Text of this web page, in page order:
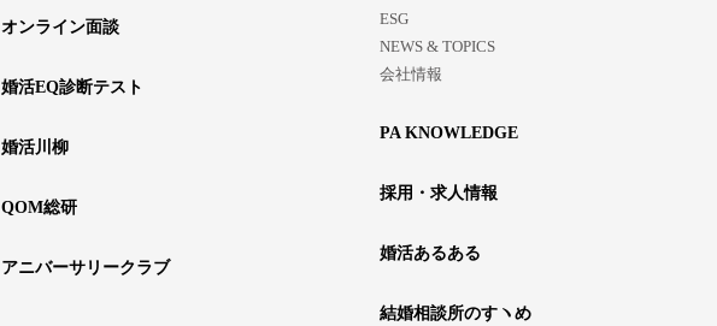
オンライン面談
婚活EQ診断テスト
婚活川柳
QOM総研
アニバーサリークラブ
ESG
NEWS & TOPICS
会社情報
PA KNOWLEDGE
採用・求人情報
婚活あるある
結婚相談所のすヽめ